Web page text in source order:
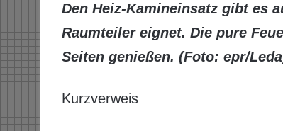
Den Heiz-Kamineinsatz gibt es
Raumteiler eignet. Die pure
Seiten genießen. (Foto: epr/
Kurzverweis